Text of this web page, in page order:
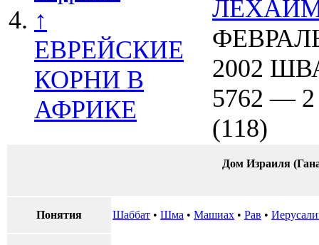
↑
ЕВРЕЙСКИЕ
КОРНИ В
АФРИКЕ
2002
5762 — 2
(118)
Дом Израиля
Понятия Шаббат • Шма • Машиах • Рав •